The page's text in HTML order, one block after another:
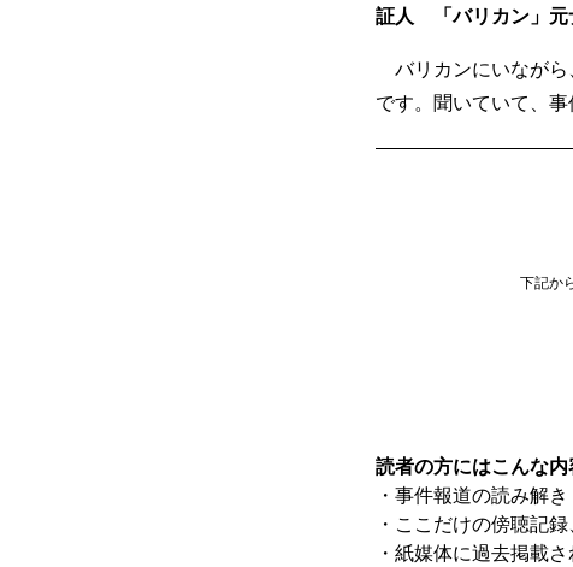
証人 「バリカン」元
バリカンにいながら
です。聞いていて、
下記か
読者の方にはこんな内
・事件報道の読み解き
・ここだけの傍聴記
・紙媒体に過去掲載